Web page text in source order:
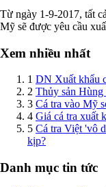
Từ ngày 1-9-2017, tất
Mỹ sẽ được yêu cầu
Xem nhiều nhất
1 DN Xuất khẩu
2 Thủy sản
3 Cá tra vào Mỹ
4 Giá cá tra xuất
5 Cá tra Việt 'vô
kịp?
Danh mục tin tức